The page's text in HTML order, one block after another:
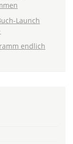
Launch
endlich